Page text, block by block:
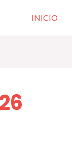
INICIO